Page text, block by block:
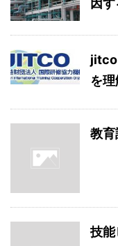
jitco
を
教
技